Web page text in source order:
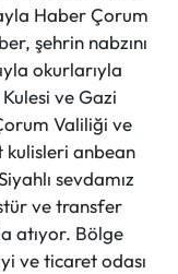
Haber Çorum
şehrin nabzını
okurlarıyla
ve Gazi
Valiliği ve
kulisleri anbean
sevdamız
ve transfer
atıyor. Bölge
ve ticaret odası